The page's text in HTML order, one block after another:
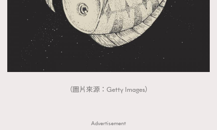
（圖片來源：Getty Images）
Advertisement